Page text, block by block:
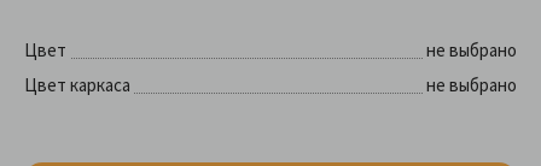
Цвет
не выбрано
Цвет каркаса
не выбрано